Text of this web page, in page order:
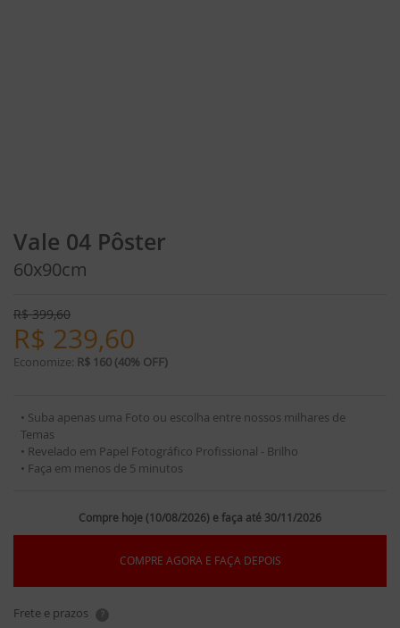
Vale 04 Pôster
60x90cm
R$399,60
R$ 239,60
Economize: R$ 160 (40% OFF)
• Suba apenas uma Foto ou escolha entre nossos milhares de
Temas
• Revelado em Papel Fotográfico Profissional - Brilho
• Faça em menos de 5 minutos
Compre hoje (10/08/2026) e faça até 30/11/2026
COMPRE AGORA E FAÇA DEPOIS
Frete e prazos ?